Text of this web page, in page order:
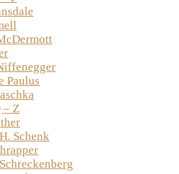
Paulus
– Z
Schenk